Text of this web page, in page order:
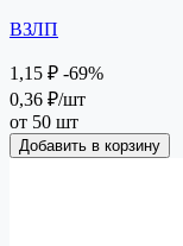
ВЗЛП
1,15 ₽ -69%
0,36 ₽/шт
от 50 шт
Добавить в корзину